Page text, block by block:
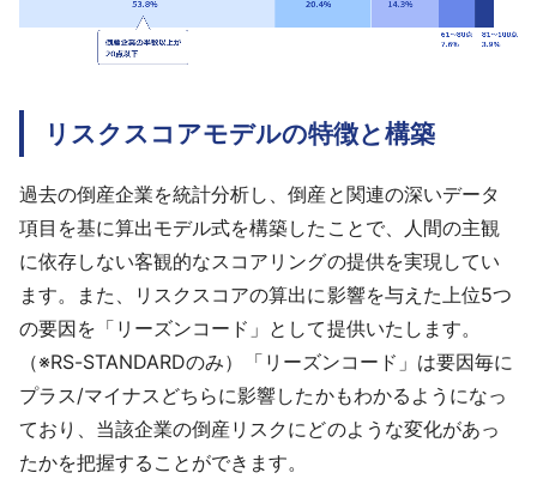
リスクスコアモデルの特徴と構築
過去の倒産企業を統計分析し、倒産と関連の深いデータ
項目を基に算出モデル式を構築したことで、人間の主観
に依存しない客観的なスコアリングの提供を実現してい
ます。また、リスクスコアの算出に影響を与えた上位5つ
の要因を「リーズンコード」として提供いたします。
（※RS-STANDARDのみ）「リーズンコード」は要因毎に
プラス/マイナスどちらに影響したかもわかるようになっ
ており、当該企業の倒産リスクにどのような変化があっ
たかを把握することができます。